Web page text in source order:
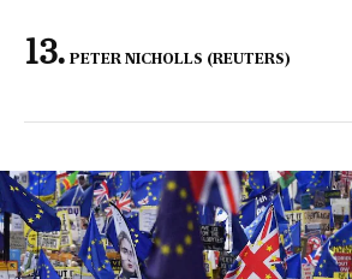
PETER NICHOLLS (REUTERS)